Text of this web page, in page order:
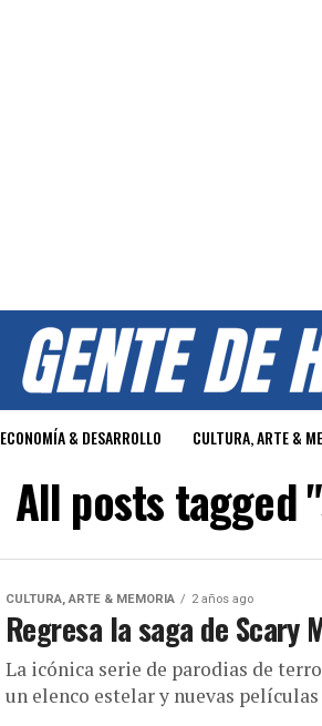
ECONOMÍA & DESARROLLO CULTURA, ARTE &
All posts tagged
CULTURA, ARTE & MEMORIA 2 años ago
Regresa la saga de Scary
La icónica serie de parodias de
un elenco estelar y nuevas